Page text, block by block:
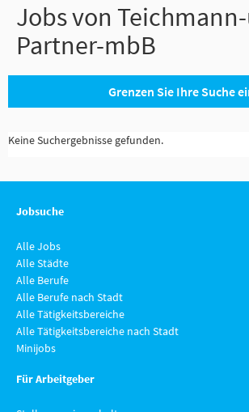
Jobs von
Partner-mbB
Grenzen Sie Ihre Suche
Keine Suchergebnisse gefunden.
Jobsuche
Alle Jobs
Alle Städte
Alle Berufe
Alle Berufe nach Stadt
Alle Tätigkeitsbereiche
Alle Tätigkeitsbereiche nach Stadt
Minijobs
Für Arbeitgeber